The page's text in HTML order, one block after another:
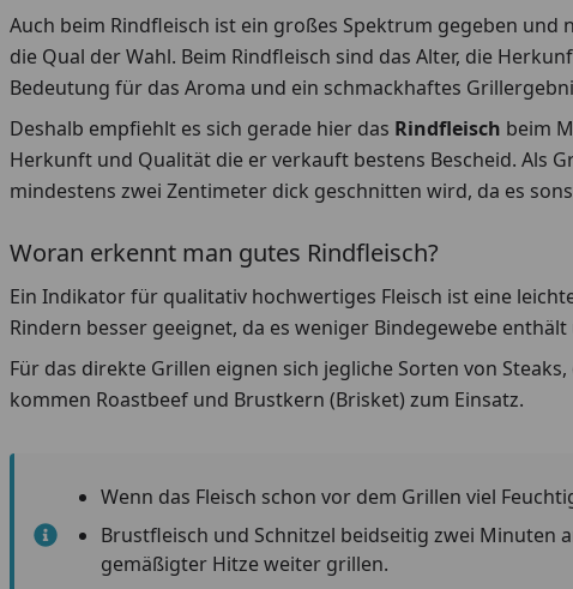
Auch beim Rindfleisch ist ein großes Spektrum gegeben
die Qual der Wahl. Beim Rindfleisch sind das Alter, die
Bedeutung für das Aroma und ein schmackhaftes
Deshalb empfiehlt es sich gerade hier das Rindfleisch beim
Herkunft und Qualität die er verkauft bestens Bescheid. Als
mindestens zwei Zentimeter dick geschnitten wird, da es
Woran erkennt man gutes Rindfleisch?
Ein Indikator für qualitativ hochwertiges Fleisch ist eine
Rindern besser geeignet, da es weniger Bindegewebe
Für das direkte Grillen eignen sich jegliche Sorten von
kommen Roastbeef und Brustkern (Brisket) zum Einsatz.
Wenn das Fleisch schon vor dem Grillen viel
Brustfleisch und Schnitzel beidseitig zwei
gemäßigter Hitze weiter grillen.